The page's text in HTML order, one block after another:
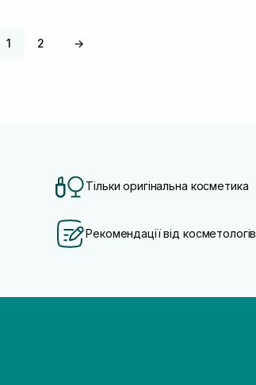
1 2 →
Тільки оригінальна косметика
Рекомендації від косметологів